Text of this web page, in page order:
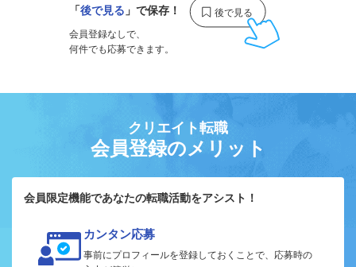
「後で見る 」で保存！
会員登録なしで、
何件でも応募できます。
クリエイト転職
会員登録のメリット
会員限定機能であなたの転職活動をアシスト！
カンタン応募
事前にプロフィールを登録しておくことで、応募時の